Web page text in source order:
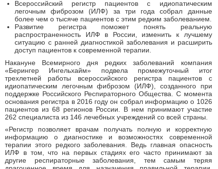
Всероссийский регистр пациентов с идиопатическим
легочным фиброзом (ИЛФ) за три года собрал данные
более чем о тысяче пациентов с этим редким заболеванием.
Развитие регистра поможет понять реальную
распространенность ИЛФ в России, изменить к лучшему
ситуацию с ранней диагностикой заболевания и расширить
доступ пациентов к современной терапии.
Накануне Всемирного дня редких заболеваний компания
«Берингер Ингельхайм» подвела промежуточный итог
трехлетней работы всероссийского регистра пациентов с
идиопатическим легочным фиброзом (ИЛФ), созданного при
поддержке Российского Респираторного Общества. С момента
основания регистра в 2016 году он собрал информацию о 1026
пациентов из 68 регионов России. В нем принимают участие
262 специалиста из 146 лечебных учреждений со всей страны.
«Регистр позволяет врачам получать полную и корректную
информацию о диагностике и возможностях современной
терапии этого редкого заболевания. Ведь главная опасность
ИЛФ в том, что на первых стадиях его часто принимают за
другие респираторные заболевания, тем самым теряя